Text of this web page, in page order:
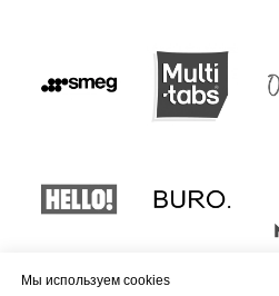
Мы используем cookies